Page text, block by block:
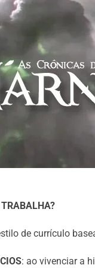
de currículo
: ao vivenciar a